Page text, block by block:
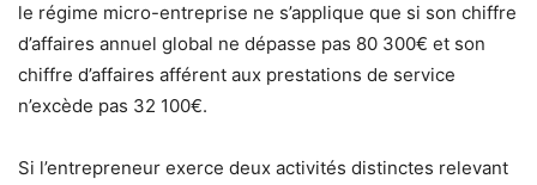
le régime micro-entreprise ne s’applique que si son chiffre
d’affaires annuel global ne dépasse pas 80 300€ et son
chiffre d’affaires afférent aux prestations de service
n’excède pas 32 100€.
Si l’entrepreneur exerce deux activités distinctes relevant